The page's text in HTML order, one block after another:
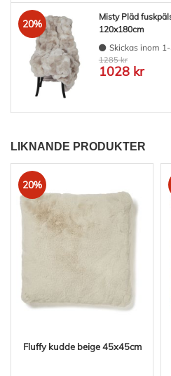
20%
Misty Pläd
120x180cm
Skickas inom
1285 kr
1028 kr
LIKNANDE PRODUKTER
20%
Fluffy kudde beige 45x45cm